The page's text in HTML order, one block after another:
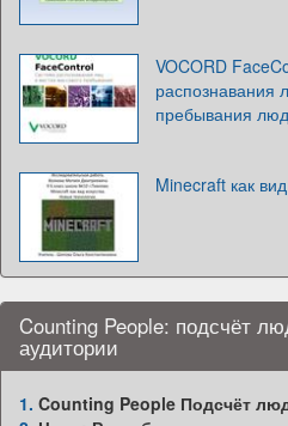
VOCORD
распознавания
пребывания
Minecraft как
Counting People: подсчёт
аудитории
1. Counting People Подсчёт